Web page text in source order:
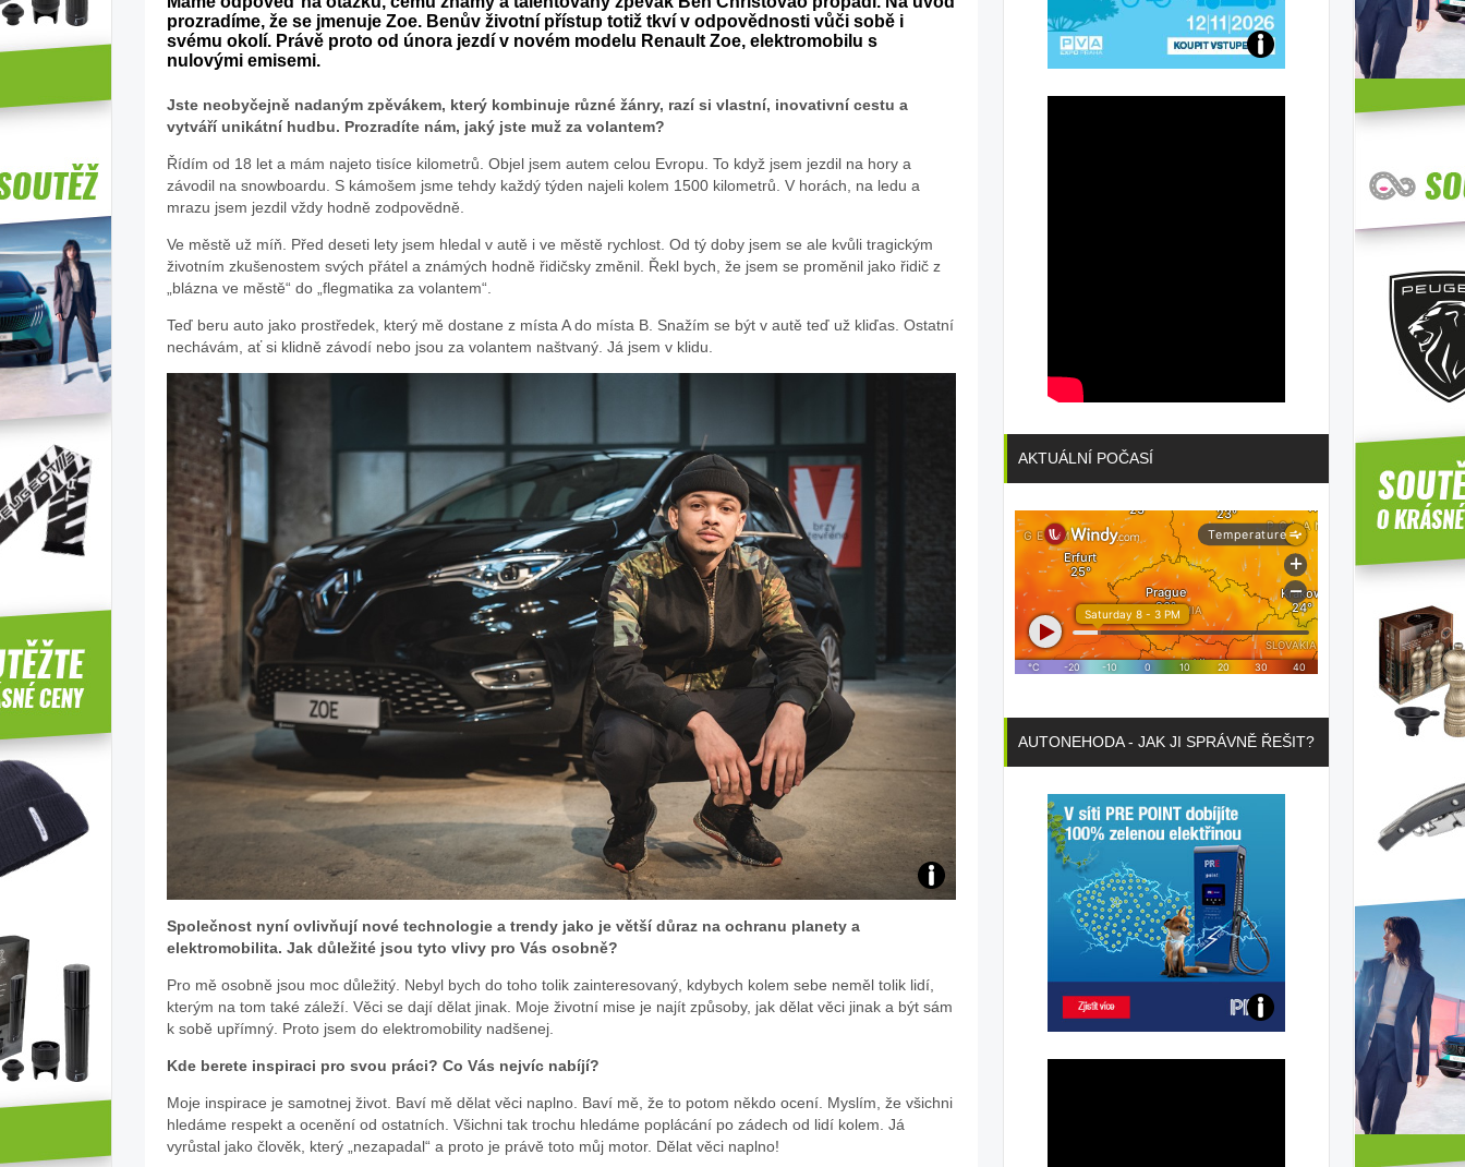
Renault
prozradíme, že se jmenuje Zoe. Benův životní přístup totiž tkví v odpovědnosti vůči sobě i
svému okolí. Právě proto od února jezdí v novém modelu Renault Zoe, elektromobilu s
nulovými emisemi.
Jste neobyčejně nadaným zpěvákem, který kombinuje různé žánry, razí si vlastní, inovativní cestu a
vytváří unikátní hudbu. Prozradíte nám, jaký jste muž za volantem?
Řídím od 18 let a mám najeto tisíce kilometrů. Objel jsem autem celou Evropu. To když jsem jezdil na hory a
závodil na snowboardu. S kámošem jsme tehdy každý týden najeli kolem 1500 kilometrů. V horách, na ledu a
mrazu jsem jezdil vždy hodně zodpovědně.
Ve městě už míň. Před deseti lety jsem hledal v autě i ve městě rychlost. Od tý doby jsem se ale kvůli tragickým
životním zkušenostem svých přátel a známých hodně řidičsky změnil. Řekl bych, že jsem se proměnil jako řidič z
„blázna ve městě“ do „flegmatika za volantem“.
Teď beru auto jako prostředek, který mě dostane z místa A do místa B. Snažím se být v autě teď už kliďas. Ostatní
nechávám, ať si klidně závodí nebo jsou za volantem naštvaný. Já jsem v klidu.
Zdroj:
automobilky
Společnost nyní ovlivňují nové technologie a trendy jako je větší důraz na ochranu planety a
elektromobilita. Jak důležité jsou tyto vlivy pro Vás osobně?
Pro mě osobně jsou moc důležitý. Nebyl bych do toho tolik zainteresovaný, kdybych kolem sebe neměl tolik lidí,
kterým na tom také záleží. Věci se dají dělat jinak. Moje životní mise je najít způsoby, jak dělat věci jinak a být sám
k sobě upřímný. Proto jsem do elektromobility nadšenej.
Kde berete inspiraci pro svou práci? Co Vás nejvíc nabíjí?
Moje inspirace je samotnej život. Baví mě dělat věci naplno. Baví mě, že to potom někdo ocení. Myslím, že všichni
hledáme respekt a ocenění od ostatních. Všichni tak trochu hledáme poplácání po zádech od lidí kolem. Já
vyrůstal jako člověk, který „nezapadal“ a proto je právě toto můj motor. Dělat věci naplno!
Přijďte
AKTUÁLNÍ POČASÍ
AUTONEHODA - JAK JI SPRÁVNĚ ŘEŠIT?
Poznejte